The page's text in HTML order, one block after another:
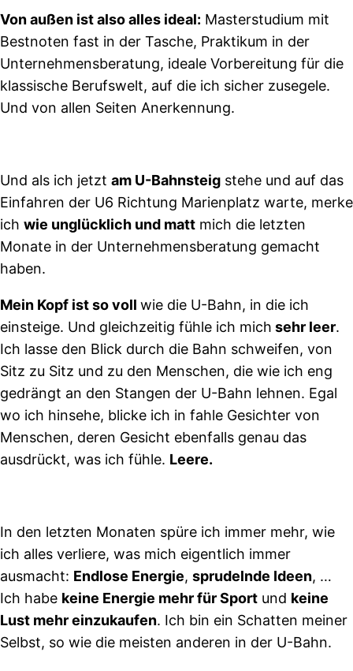
Von außen ist also alles ideal: Masterstudium mit
Bestnoten fast in der Tasche, Praktikum in der
Unternehmensberatung, ideale Vorbereitung für die
klassische Berufswelt, auf die ich sicher zusegele.
Und von allen Seiten Anerkennung.
Und als ich jetzt am U-Bahnsteig stehe und auf das
Einfahren der U6 Richtung Marienplatz warte, merke
ich wie unglücklich und matt mich die letzten
Monate in der Unternehmensberatung gemacht
haben.
Mein Kopf ist so voll wie die U-Bahn, in die ich
einsteige. Und gleichzeitig fühle ich mich sehr leer.
Ich lasse den Blick durch die Bahn schweifen, von
Sitz zu Sitz und zu den Menschen, die wie ich eng
gedrängt an den Stangen der U-Bahn lehnen. Egal
wo ich hinsehe, blicke ich in fahle Gesichter von
Menschen, deren Gesicht ebenfalls genau das
ausdrückt, was ich fühle. Leere.
In den letzten Monaten spüre ich immer mehr, wie
ich alles verliere, was mich eigentlich immer
ausmacht: Endlose Energie, sprudelnde Ideen, …
Ich habe keine Energie mehr für Sport und keine
Lust mehr einzukaufen. Ich bin ein Schatten meiner
Selbst, so wie die meisten anderen in der U-Bahn.